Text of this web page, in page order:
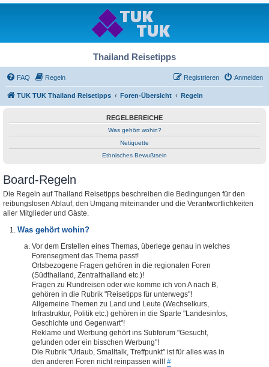
Thailand Reisetipps
FAQ Regeln Anmelden
Registrieren
TUK TUK Thailand Reisetipps Foren-Übersicht Regeln
REGELBEREICHE
Was gehört wohin?
Netiquette
Ethnisches Bewußtsein
Board-Regeln
Die Regeln auf Thailand Reisetipps beschreiben die Bedingungen für den
reibungslosen Ablauf, den Umgang miteinander und die Verantwortlichkeiten
aller Mitglieder und Gäste.
Was gehört wohin?
Vor dem Erstellen eines Themas, überlege genau in welches
Forensegment das Thema passt!
Ortsbezogene Fragen gehören in die regionalen Foren
(Südthailand, Zentralthailand etc.)!
Fragen zu Rundreisen oder wie komme ich von A nach B,
gehören in die Rubrik "Reisetipps für unterwegs"!
Allgemeine Themen zu Land und Leute (Wechselkurs,
Infrastruktur, Politik etc.) gehören in die Sparte "Landesinfos,
Geschichte und Gegenwart"!
Reklame und Werbung gehört ins Subforum "Gesucht,
gefunden oder ein bisschen Werbung"!
Die Rubrik "Urlaub, Smalltalk, Treffpunkt" ist für alles was in
den anderen Foren nicht reinpassen will! #